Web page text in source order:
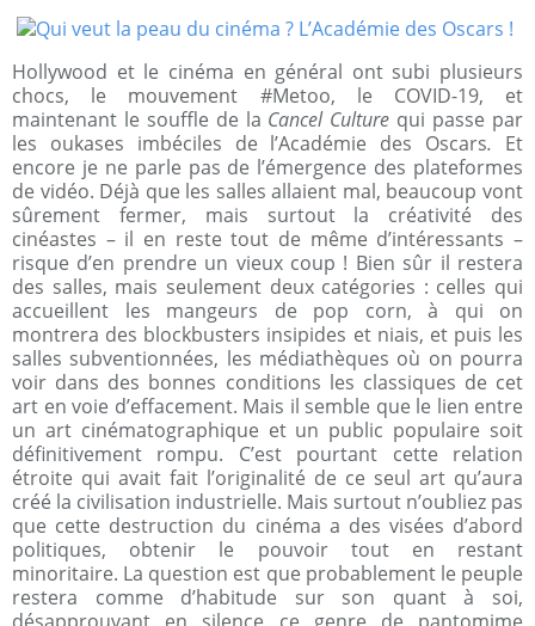
Hollywood et le cinéma en général ont subi plusieurs
chocs, le mouvement #Metoo, le COVID-19, et
maintenant le souffle de la Cancel Culture qui passe par
les oukases imbéciles de l’Académie des Oscars. Et
encore je ne parle pas de l’émergence des plateformes
de vidéo. Déjà que les salles allaient mal, beaucoup vont
sûrement fermer, mais surtout la créativité des
cinéastes – il en reste tout de même d’intéressants –
risque d’en prendre un vieux coup ! Bien sûr il restera
des salles, mais seulement deux catégories : celles qui
accueillent les mangeurs de pop corn, à qui on
montrera des blockbusters insipides et niais, et puis les
salles subventionnées, les médiathèques où on pourra
voir dans des bonnes conditions les classiques de cet
art en voie d’effacement. Mais il semble que le lien entre
un art cinématographique et un public populaire soit
définitivement rompu. C’est pourtant cette relation
étroite qui avait fait l’originalité de ce seul art qu’aura
créé la civilisation industrielle. Mais surtout n’oubliez pas
que cette destruction du cinéma a des visées d’abord
politiques, obtenir le pouvoir tout en restant
minoritaire. La question est que probablement le peuple
restera comme d’habitude sur son quant à soi,